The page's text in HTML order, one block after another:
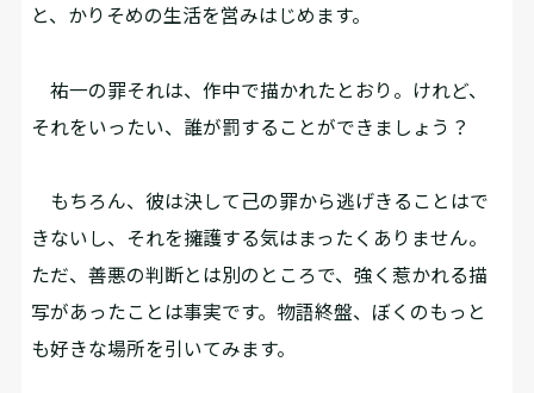
と、かりそめの生活を営みはじめます。
祐一の罪――それは、作中で描かれたとおり。けれど、
それをいったい、誰が罰することができましょう？
もちろん、彼は決して己の罪から逃げきることはで
きないし、それを擁護する気はまったくありません。
ただ、善悪の判断とは別のところで、強く惹かれる描
写があったことは事実です。物語終盤、ぼくのもっと
も好きな場所を引いてみます。